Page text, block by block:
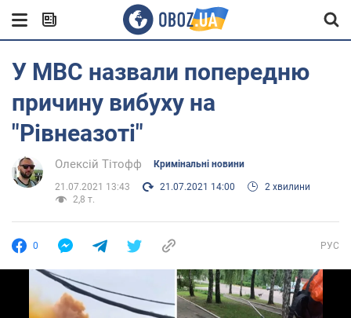
У МВС назвали попередню
причину вибуху на
"Рівнеазоті"
Олексій Тітофф Кримінальні новини
21.07.2021 13:43 21.07.2021 14:00
2 хвилини
2,8 т.
0 РУС